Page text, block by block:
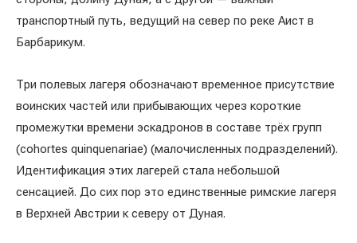
транспортный путь, ведущий на север по реке Аист в
Барбарикум.
Три полевых лагеря обозначают временное присутствие
воинских частей или прибывающих через короткие
промежутки времени эскадронов в составе трёх групп
(cohortes quinquenariae) (малочисленных подразделений).
Идентификация этих лагерей стала небольшой
сенсацией. До сих пор это единственные римские лагеря
в Верхней Австрии к северу от Дуная.